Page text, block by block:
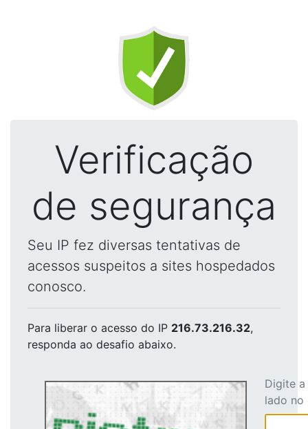
Verificação
de segurança
Seu IP fez diversas tentativas de
acessos suspeitos a sites hospedados
conosco.
Para liberar o acesso do IP 216.73.216.32,
responda ao desafio abaixo.
Digite
lado no